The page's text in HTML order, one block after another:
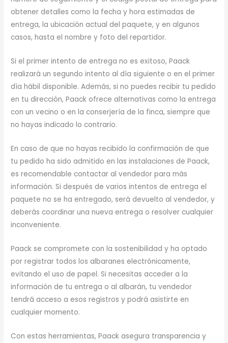
obtener detalles como la fecha y hora estimadas de
entrega, la ubicación actual del paquete, y en algunos
casos, hasta el nombre y foto del repartidor.
Si el primer intento de entrega no es exitoso, Paack
realizará un segundo intento al día siguiente o en el primer
día hábil disponible. Además, si no puedes recibir tu pedido
en tu dirección, Paack ofrece alternativas como la entrega
con un vecino o en la conserjería de la finca, siempre que
no hayas indicado lo contrario.
En caso de que no hayas recibido la confirmación de que
tu pedido ha sido admitido en las instalaciones de Paack,
es recomendable contactar al vendedor para más
información. Si después de varios intentos de entrega el
paquete no se ha entregado, será devuelto al vendedor, y
deberás coordinar una nueva entrega o resolver cualquier
inconveniente.
Paack se compromete con la sostenibilidad y ha optado
por registrar todos los albaranes electrónicamente,
evitando el uso de papel. Si necesitas acceder a la
información de tu entrega o al albarán, tu vendedor
tendrá acceso a esos registros y podrá asistirte en
cualquier momento.
Con estas herramientas, Paack asegura transparencia y